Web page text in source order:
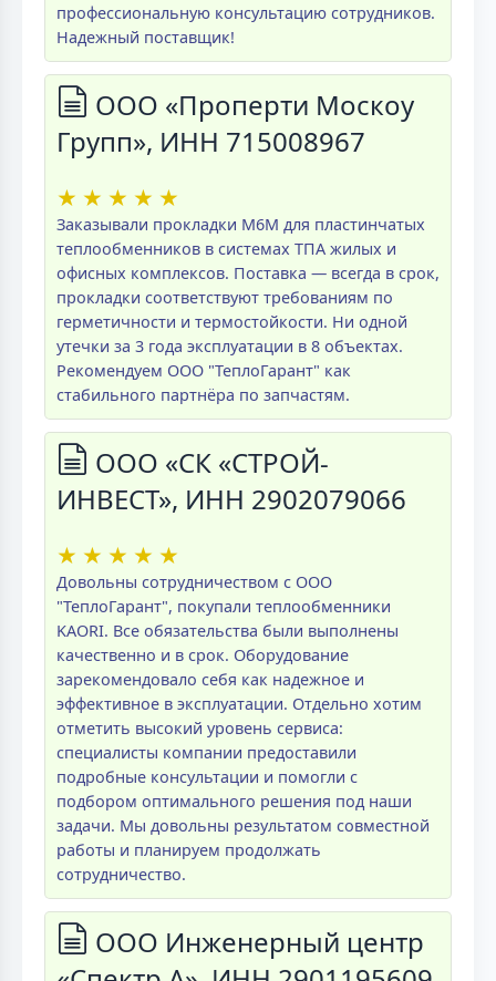
профессиональную консультацию сотрудников.
Надежный поставщик!
ООО «Проперти Москоу
Групп», ИНН 715008967
★ ★ ★ ★ ★
Заказывали прокладки M6M для пластинчатых
теплообменников в системах ТПА жилых и
офисных комплексов. Поставка — всегда в срок,
прокладки соответствуют требованиям по
герметичности и термостойкости. Ни одной
утечки за 3 года эксплуатации в 8 объектах.
Рекомендуем ООО "ТеплоГарант" как
стабильного партнёра по запчастям.
ООО «СК «СТРОЙ-
ИНВЕСТ», ИНН 2902079066
★ ★ ★ ★ ★
Довольны сотрудничеством с ООО
"ТеплоГарант", покупали теплообменники
KAORI. Все обязательства были выполнены
качественно и в срок. Оборудование
зарекомендовало себя как надежное и
эффективное в эксплуатации. Отдельно хотим
отметить высокий уровень сервиса:
специалисты компании предоставили
подробные консультации и помогли с
подбором оптимального решения под наши
задачи. Мы довольны результатом совместной
работы и планируем продолжать
сотрудничество.
ООО Инженерный центр